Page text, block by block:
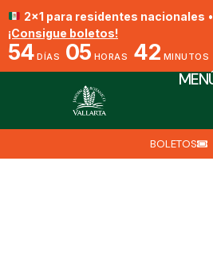
2x1 para residentes nacionales •
¡Consigue boletos!
54 DÍAS 05 HORAS 42 MINUTOS
BOLETOS